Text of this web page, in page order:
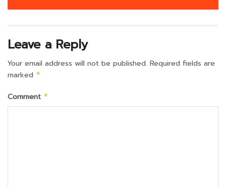
Leave a Reply
Your email address will not be published. Required fields are
marked *
Comment *